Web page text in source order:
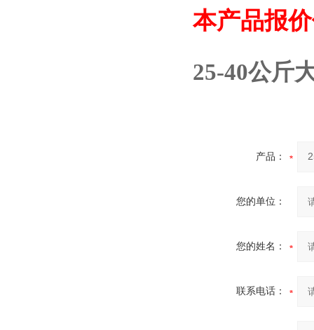
本产品报
25-40公斤
产品：
您的单位：
您的姓名：
联系电话：